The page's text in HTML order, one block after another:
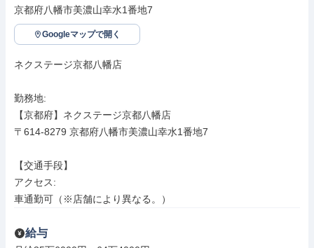
京都府八幡市美濃山幸水1番地7
Googleマップで開く
ネクステージ京都八幡店
勤務地:
【京都府】ネクステージ京都八幡店
〒614-8279 京都府八幡市美濃山幸水1番地7
【交通手段】
アクセス:
車通勤可（※店舗により異なる。）
給与